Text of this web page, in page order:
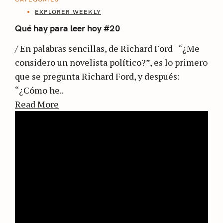
EXPLORER WEEKLY
Qué hay para leer hoy #20
/ En palabras sencillas, de Richard Ford “¿Me
considero un novelista político?”, es lo primero
que se pregunta Richard Ford, y después:
“¿Cómo he..
Read More